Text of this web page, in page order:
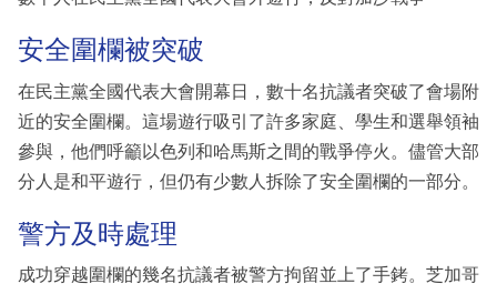
區
安全圍欄被突破
在民主黨全國代表大會開幕日，數十名抗議者突破了會場附
近的安全圍欄。這場遊行吸引了許多家庭、學生和選舉領袖
參與，他們呼籲以色列和哈馬斯之間的戰爭停火。儘管大部
分人是和平遊行，但仍有少數人拆除了安全圍欄的一部分。
警方及時處理
成功穿越圍欄的幾名抗議者被警方拘留並上了手銬。芝加哥